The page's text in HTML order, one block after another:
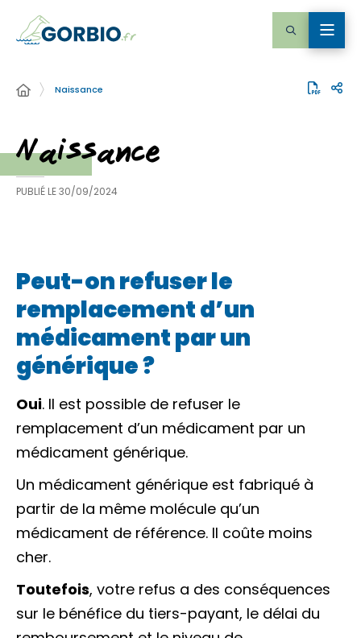
Naissance
Naissance
PUBLIÉ LE30/09/2024
Peut-on refuser le
remplacement d’un
médicament par un
générique ?
Oui. Il est possible de refuser le
remplacement d’un médicament par un
médicament générique.
Un médicament générique est fabriqué à
partir de la même molécule qu’un
médicament de référence. Il coûte moins
cher.
Toutefois, votre refus a des conséquences
sur le bénéfice du tiers-payant, le délai du